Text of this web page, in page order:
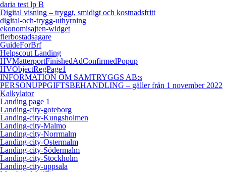
daria test lp B
Digital visning – tryggt, smidigt och kostnadsfritt
digital-och-trygg-uthyrning
ekonomisajten-widget
flerbostadsagare
GuideForBrf
Helpscout Landing
HVMatterportFinishedAdConfirmedPopup
HVObjectRegPage1
INFORMATION OM SAMTRYGGS AB:s
PERSONUPPGIFTSBEHANDLING – gäller från 1 november 2022
Kalkylator
Landing page 1
Landing-city-goteborg
Landing-city-Kungsholmen
Landing-city-Malmo
Landing-city-Norrmalm
Landing-city-Ostermalm
Landing-city-Södermalm
Landing-city-Stockholm
Landing-city-uppsala